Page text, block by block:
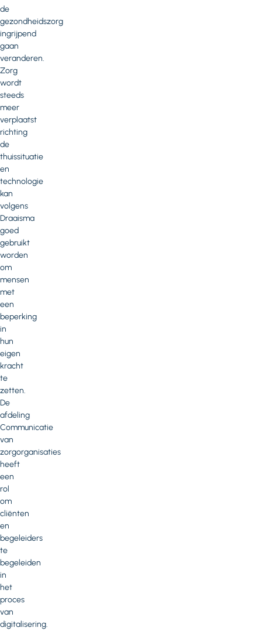
de
gezondheidszorg
ingrijpend
gaan
veranderen.
Zorg
wordt
steeds
meer
verplaatst
richting
de
thuissituatie
en
technologie
kan
volgens
Draaisma
goed
gebruikt
worden
om
mensen
met
een
beperking
in
hun
eigen
kracht
te
zetten.
De
afdeling
Communicatie
van
zorgorganisaties
heeft
een
rol
om
cliënten
en
begeleiders
te
begeleiden
in
het
proces
van
digitalisering.